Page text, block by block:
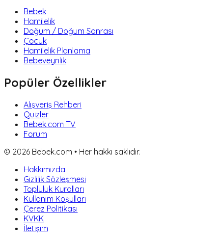
Bebek
Hamilelik
Doğum / Doğum Sonrası
Çocuk
Hamilelik Planlama
Bebeveynlik
Popüler Özellikler
Alışveriş Rehberi
Quizler
Bebek.com TV
Forum
© 2026 Bebek.com • Her hakkı saklıdır.
Hakkımızda
Gizlilik Sözleşmesi
Topluluk Kuralları
Kullanım Koşulları
Çerez Politikası
KVKK
İletişim